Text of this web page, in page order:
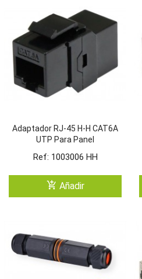
Adaptador RJ-45 H-H CAT6A
UTP Para Panel
Ref: 1003006 HH
add_shopping_cart Añadir